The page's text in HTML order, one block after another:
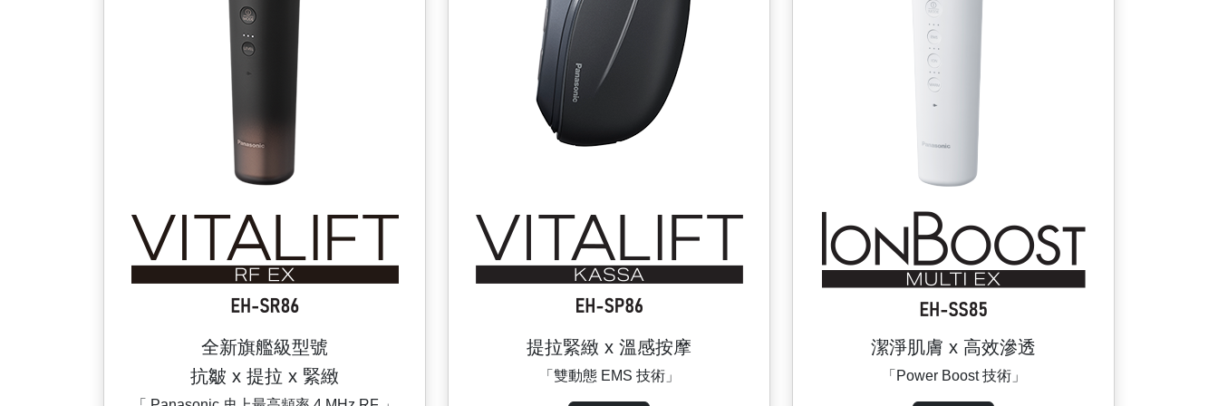
全新旗艦級型號
抗皺 x 提拉 x 緊緻
提拉緊緻 x 溫感按摩
「雙動態 EMS 技術」
潔淨肌膚 x 高效滲透
「Power Boost 技術」